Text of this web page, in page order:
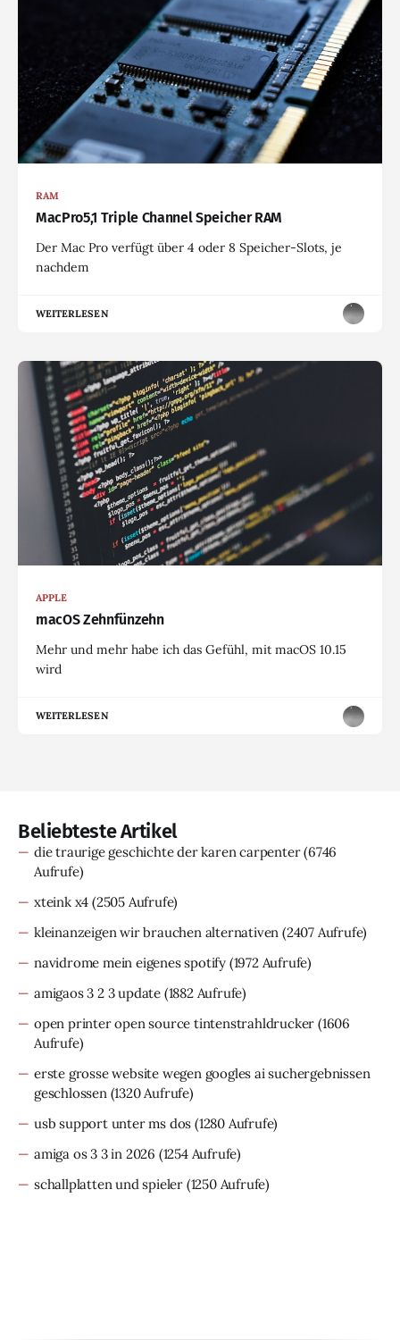
RAM
MacPro5,1 Triple Channel Speicher RAM
Der Mac Pro verfügt über 4 oder 8 Speicher-Slots, je
nachdem
WEITERLESEN
APPLE
macOS Zehnfünzehn
Mehr und mehr habe ich das Gefühl, mit macOS 10.15
wird
WEITERLESEN
Beliebteste Artikel
die traurige geschichte der karen carpenter(6746
Aufrufe)
xteink x4 (2505 Aufrufe)
kleinanzeigen wir brauchen alternativen (2407 Aufrufe)
navidrome mein eigenes spotify (1972 Aufrufe)
amigaos 3 2 3 update (1882 Aufrufe)
open printer open source tintenstrahldrucker (1606
Aufrufe)
erste grosse website wegen googles ai suchergebnissen
geschlossen(1320 Aufrufe)
usb support unter ms dos (1280 Aufrufe)
amiga os 3 3 in 2026 (1254 Aufrufe)
schallplatten und spieler (1250 Aufrufe)